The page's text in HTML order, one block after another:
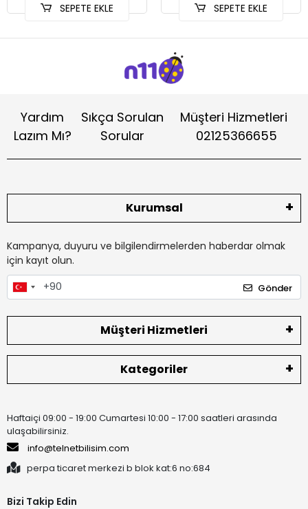
SEPETE EKLE SEPETE EKLE
Yardım
Lazım Mı?
Sıkça Sorulan
Sorular
Müşteri Hizmetleri
02125366655
Kurumsal
Kampanya, duyuru ve bilgilendirmelerden haberdar olmak
için kayıt olun.
Gönder
Müşteri Hizmetleri
Kategoriler
Haftaiçi 09:00 - 19:00 Cumartesi 10:00 - 17:00 saatleri arasında
ulaşabilirsiniz.
info@telnetbilisim.com
perpa ticaret merkezi b blok kat:6 no:684
Bizi Takip Edin